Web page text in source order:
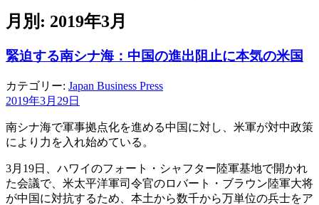
月別: 2019年3月
緊迫する南シナ海：中国の進出阻止に本気の米国
カテゴリー: Japan Business Press
2019年3月29日
南シナ海で軍事拠点化を進める中国に対し、米軍が対中政策
により力を入れ始めている。
3月19日、ハワイのフォート・シャフター陸軍基地で開かれ
た会議で、米太平洋軍司令官のロバート・ブラウン陸軍大将
が中国に対抗するため、本土から数千から万単位の兵士をア